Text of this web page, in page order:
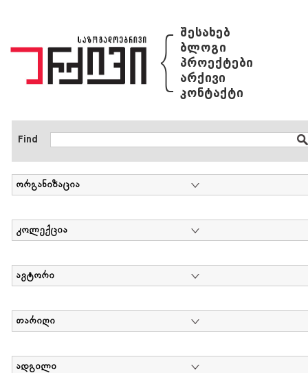
{ შესახებ
ბლოგი
პროექტები
არქივი
კონტაქტი
Find
ორგანიზაცია
კოლექცია
ავტორი
თარიღი
ადგილი